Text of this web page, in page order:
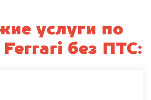
услуги по
без ПТС: